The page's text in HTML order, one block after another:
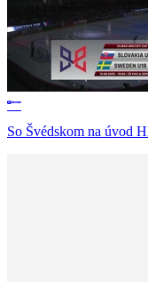
So Švédskom na úvod